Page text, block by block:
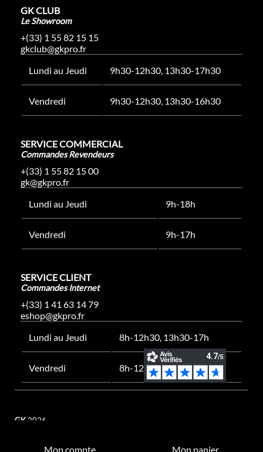
GK CLUB
Le Showroom
+(33) 1 55 82 15 15
gkclub@gkpro.fr
Lundi au Jeudi
9h30-12h30, 13h30-17h30
Vendredi 9h30-12h30, 13h30-16h30
SERVICE COMMERCIAL
Commandes Revendeurs
+(33) 1 55 82 15 00
gk@gkpro.fr
Lundi au Jeudi
9h-18h
Vendredi 9h-17h
SERVICE CLIENT
Commandes Internet
+(33) 1 41 63 14 79
eshop@gkpro.fr
Lundi au Jeudi
8h-12h30, 13h30-17h
Vendredi 8h-12h30, 13h30-16h
GK 2026
Mon compte Mon panier